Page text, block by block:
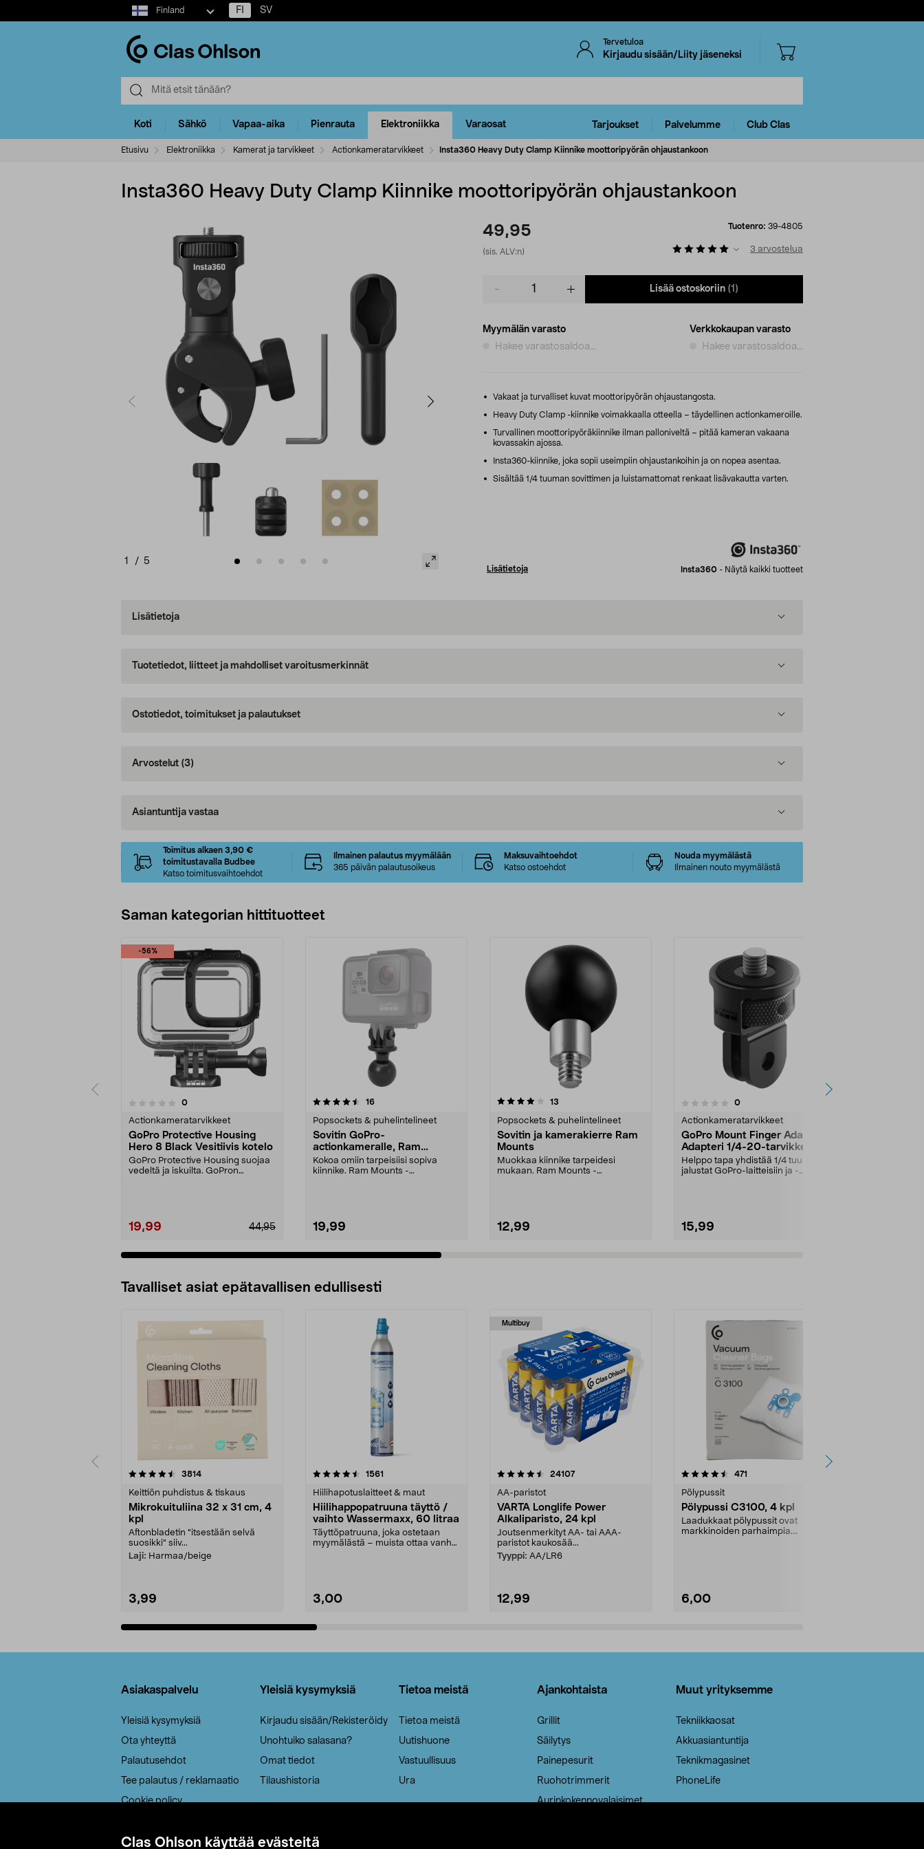
Clas Ohlson käyttää evästeitä
Select
market
Finland FI SV
Tervetuloa
Kirjaudu sisään/Liity jäseneksi
Koti Sähkö Vapaa-aika Pienrauta Elektroniikka Varaosat Tarjoukset Palvelumme Club Clas
Etusivu Elektroniikka Kamerat ja tarvikkeet Actionkameratarvikkeet Insta360 Heavy Duty Clamp Kiinnike moottoripyörän ohjaustankoon
Insta360 Heavy Duty Clamp Kiinnike moottoripyörän ohjaustankoon
1 / 5
49,95
(sis. ALV:n)
Tuotenro: 39-4805
3 arvostelua
Lisää ostoskoriin (1)
Myymälän varasto
Hakee varastosaldoa...
Verkkokaupan varasto
Hakee varastosaldoa...
Vakaat ja turvalliset kuvat moottoripyörän ohjaustangosta.
Heavy Duty Clamp -kiinnike voimakkaalla otteella – täydellinen actionkameroille.
Turvallinen moottoripyöräkiinnike ilman palloniveltä – pitää kameran vakaana
kovassakin ajossa.
Insta360-kiinnike, joka sopii useimpiin ohjaustankoihin ja on nopea asentaa.
Sisältää 1/4 tuuman sovittimen ja luistamattomat renkaat lisävakautta varten.
Lisätietoja Insta360 - Näytä kaikki tuotteet
Lisätietoja
Tuotetiedot, liitteet ja mahdolliset varoitusmerkinnät
Ostotiedot, toimitukset ja palautukset
Arvostelut (3)
Asiantuntija vastaa
Toimitus alkaen 3,90 €
toimitustavalla Budbee
Katso toimitusvaihtoehdot
Ilmainen palautus myymälään
365 päivän palautusoikeus
Maksuvaihtoehdot
Katso ostoehdot
Nouda myymälästä
Ilmainen nouto myymälästä
Saman kategorian hittituotteet
-56%
0arvostelut
Actionkameratarvikkeet
GoPro Protective Housing
Hero 8 Black Vesitiivis kotelo
GoPro Protective Housing suojaa
vedeltä ja iskuilta. GoPron
19,99 44,95
4.5 viidestä
16arvostelut
Popsockets & puhelintelineet
Sovitin GoPro-
actionkameralle, Ram
Mounts
Kokoa omiin tarpeisiisi sopiva
kiinnike. Ram Mounts -
19,99
4.0 viidestä
13
Popsockets & puhelintelineet
Sovitin ja kamerakierre Ram
Mounts
Muokkaa kiinnike tarpeidesi
mukaan. Ram Mounts -
12,99
0.0 viidestä
0arvostelut
Actionkameratarvikkeet
GoPro Mount Finger Adapter
Adapteri 1/4-20-tarvikkeille
Helppo tapa yhdistää 1/4 tuuman
jalustat GoPro-laitteisiin ja -
15,99
5.0 viidestä
Tavalliset asiat epätavallisen edullisesti
3814arvostelut
Keittiön puhdistus & tiskaus
Mikrokuituliina 32 x 31 cm, 4
kpl
Aftonbladetin "itsestään selvä
suosikki" siiv...
Laji: Harmaa/beige
3,99
4.5viidestä
1561
Hiilihapotuslaitteet & maut
Hiilihappopatruuna täyttö /
vaihto Wassermaxx, 60 litraa
Täyttöpatruuna, joka ostetaan
myymälästä – muista ottaa vanha
3,00
Multibuy
4.5viidestä
24107arvostelut
AA-paristot
VARTA Longlife Power
Alkaliparisto, 24 kpl
Joutsenmerkityt AA- tai AAA-
paristot kaukosää...
Tyyppi: AA/LR6
12,99
4.5viidestä
471
Pölypussit
Pölypussi C3100, 4 kpl
Laadukkaat pölypussit ovat
markkinoiden parhaimpia.
6,00
4.5viidestä
Asiakaspalvelu
Yleisiä kysymyksiä
Ota yhteyttä
Palautusehdot
Tee palautus / reklamaatio
Cookie policy
Saavutettavuus
Yleisiä kysymyksiä
Kirjaudu sisään/Rekisteröidy
Unohtuiko salasana?
Omat tiedot
Tilaushistoria
Tietoa meistä
Tietoa meistä
Uutishuone
Vastuullisuus
Ura
Ajankohtaista
Grillit
Säilytys
Painepesurit
Ruohotrimmerit
Aurinkokennovalaisimet
Muut yrityksemme
Tekniikkaosat
Akkuasiantuntija
Teknikmagasinet
PhoneLife